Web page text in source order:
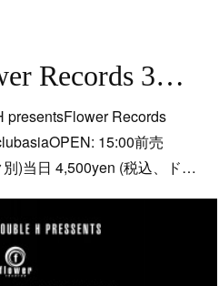
11/16(日)Flower Records 30th Anniversary Party at clubasia
presentsFlower Records
15:00前売
)当日 4,500yen (税込、ド…